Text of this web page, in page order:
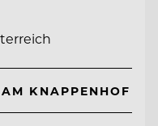
KNAPPENHOF